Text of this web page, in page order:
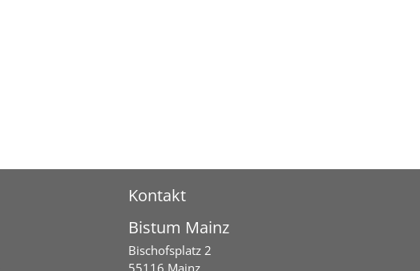
Kontakt
Bistum Mainz
Bischofsplatz 2